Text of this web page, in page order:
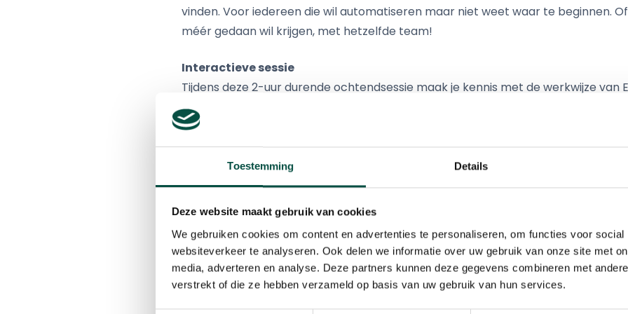
Toestemming Details
Deze website maakt gebruik van cookies
We gebruiken cookies om content en advertenties te personaliseren, om functies voor
websiteverkeer te analyseren. Ook delen we informatie over uw gebruik van onze site met
media, adverteren en analyse. Deze partners kunnen deze gegevens combineren met
verstrekt of die ze hebben verzameld op basis van uw gebruik van hun services.
vinden. Voor iedereen die wil automatiseren maar niet weet waar te beginnen.
méér gedaan wil krijgen, met hetzelfde team!
Interactieve sessie
Tijdens deze 2-uur durende ochtendsessie maak je kennis met de werkwijze van
een interactieve sessie waarbij je telkens de vertaalslag kunt maken naar je
einde van de sessie zul je in staat zijn bepaalde uitdagingen zelf te analyseren,
en te implementeren.
DATUM Donderdag 6 juli 2023
LOCATIE HAPERT Aanhangwagens, Handelsweg 13, 5527 AL Hapert
Programma
8.00 uur Inloop